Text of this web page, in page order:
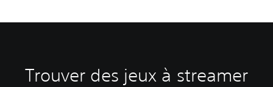
Trouver des jeux à streamer